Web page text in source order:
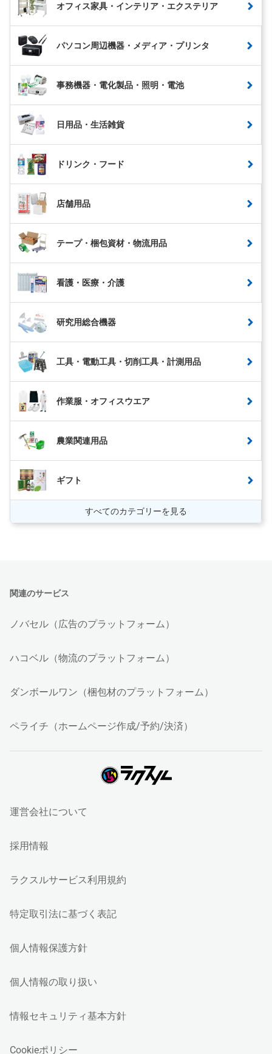
オフィス家具・インテリア・エクステリア
パソコン周辺機器・メディア・プリンタ
事務機器・電化製品・照明・電池
日用品・生活雑貨
ドリンク・フード
店舗用品
テープ・梱包資材・物流用品
看護・医療・介護
研究用総合機器
工具・電動工具・切削工具・計測用品
作業服・オフィスウエア
農業関連用品
ギフト
すべてのカテゴリーを見る
関連のサービス
ノバセル（広告のプラットフォーム）
ハコベル（物流のプラットフォーム）
ダンボールワン（梱包材のプラットフォーム）
ペライチ（ホームページ作成/予約/決済）
運営会社について
採用情報
ラクスルサービス利用規約
特定取引法に基づく表記
個人情報保護方針
個人情報の取り扱い
情報セキュリティ基本方針
Cookieポリシー